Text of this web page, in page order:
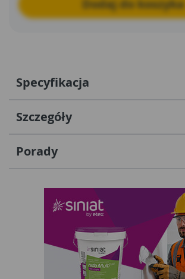
Dodaj do koszyka
Specyfikacja
Szczegóły
Porady